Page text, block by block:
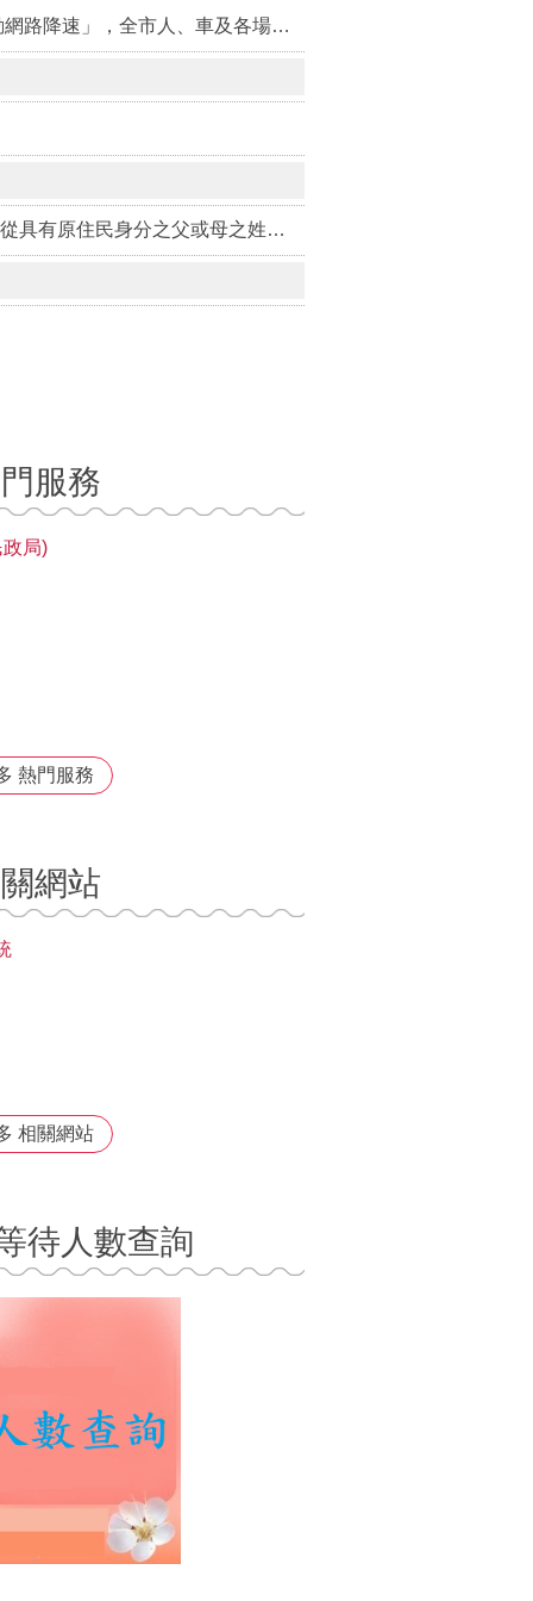
【韌性演習】2026城鎮韌性(防空)演習訂於8月13日14時30分至15時實施，本次演習首度納入「行動網路降速」，全市人、車及各場所均須配合管制與避難演練，以免受罰。
【原住民身分】如果您是原住民身分法第5條第1項第4款規定適用對象，惟姓名尚未取用傳統名字或從具有原住民身分之父或母之姓者，請詳閱本訊息。
服務
局)
熱門服務
網站
相關網站
待人數查詢